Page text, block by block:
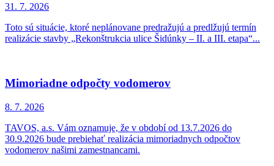
31. 7. 2026
Toto sú situácie, ktoré neplánovane predražujú a predlžujú termín
realizácie stavby „Rekonštrukcia ulice Šidúnky – II. a III. etapa“...
Mimoriadne odpočty vodomerov
8. 7. 2026
TAVOS, a.s. Vám oznamuje, že v období od 13.7.2026 do
30.9.2026 bude prebiehať realizácia mimoriadnych odpočtov
vodomerov našimi zamestnancami.